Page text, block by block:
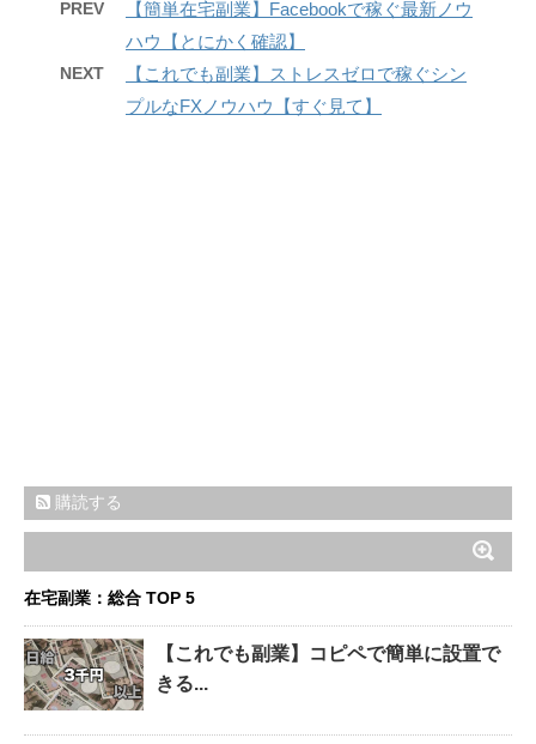
PREV
【簡単在宅副業】Facebookで稼ぐ最新ノウ
ハウ【とにかく確認】
NEXT
【これでも副業】ストレスゼロで稼ぐシン
プルなFXノウハウ【すぐ見て】
購読する
在宅副業：総合 TOP 5
【これでも副業】コピペで簡単に設置で
きる...